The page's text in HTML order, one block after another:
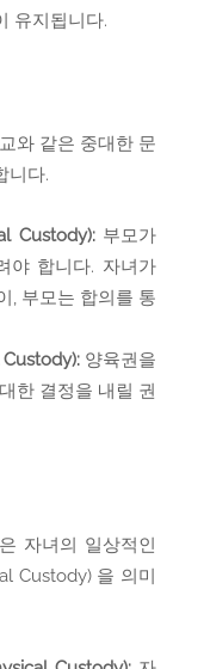
유지됩니다.
와 같은 중대한 문
니다.
Custody):부모가
야 합니다. 자녀가
, 부모는 합의를 통
양육권을
한 결정을 내릴 권
자녀의 일상적인
Custody) 을 의미